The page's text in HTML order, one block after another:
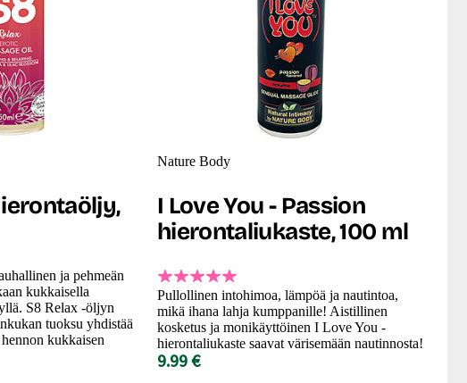
ja pehmeän
kukkaisella
S8 Relax -öljyn
tuoksu yhdistää
kukkaisen
Nature Body
I Love You - Passion
hierontaliukaste, 100 ml
Pullollinen intohimoa, lämpöä ja nautintoa,
mikä ihana lahja kumppanille! Aistillinen
kosketus ja monikäyttöinen I Love You -
hierontaliukaste saavat värisemään nautinnosta!
9.99 €